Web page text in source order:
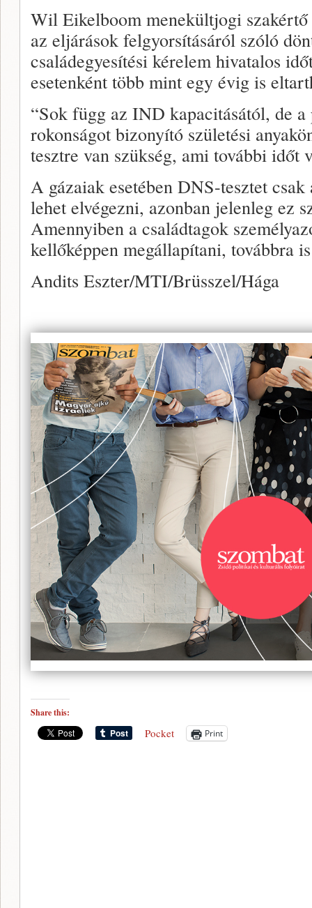
Wil Eikelboom menekültjogi
az eljárások felgyorsításáról szóló
családegyesítési kérelem hivatalos
esetenként több mint egy évig is
“Sok függ az IND kapacitásától, de
rokonságot bizonyító születési
tesztre van szükség, ami további időt
A gázaiak esetében DNS-tesztet
lehet elvégezni, azonban jelenleg ez
Amennyiben a családtagok
kellőképpen megállapítani, továbbra
Andits Eszter/MTI/Brüsszel/Hága
Share this:
Pocket Print